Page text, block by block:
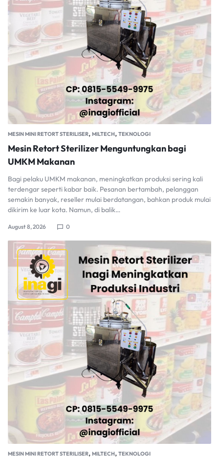
MESIN MINI RETORT STERILISER, MILTECH, TEKNOLOGI
Mesin Retort Sterilizer Menguntungkan bagi
UMKM Makanan
Bagi pelaku UMKM makanan, meningkatkan produksi sering kali
terdengar seperti kabar baik. Pesanan bertambah, pelanggan
semakin banyak, reseller mulai berdatangan, bahkan produk mulai
dikirim ke luar kota. Namun, di balik…
August 8, 2026 0
MESIN MINI RETORT STERILISER, MILTECH, TEKNOLOGI